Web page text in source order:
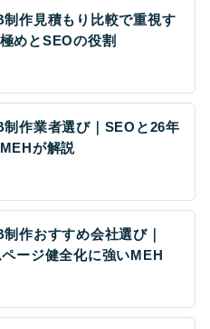
作見積もり比較で重視す
めとSEOの役割
作業者選び｜SEOと26年
が解説
作おすすめ会社選び｜
ージ健全化に強いMEH